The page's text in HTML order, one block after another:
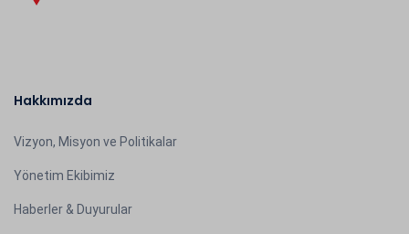
Hakkımızda
Vizyon, Misyon ve Politikalar
Yönetim Ekibimiz
Haberler & Duyurular